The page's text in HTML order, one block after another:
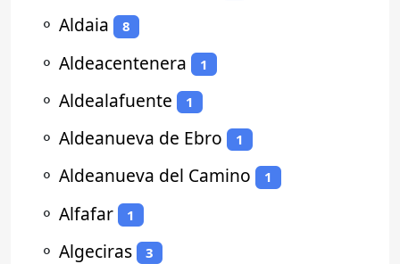
⚬ Aldaia 8
⚬ Aldeacentenera 1
⚬ Aldealafuente 1
⚬ Aldeanueva de Ebro 1
⚬ Aldeanueva del Camino 1
⚬ Alfafar 1
⚬ Algeciras 3